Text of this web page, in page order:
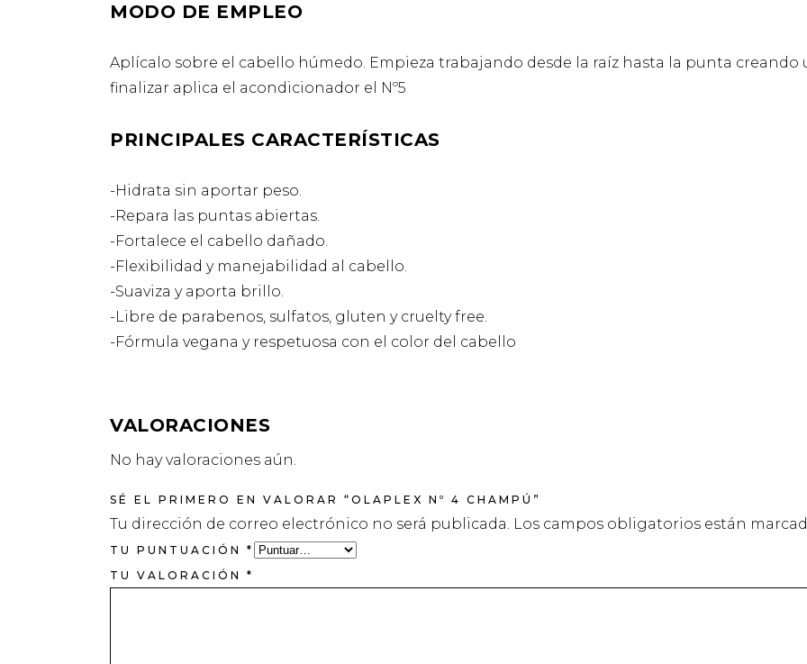
MODO DE EMPLEO
Aplícalo sobre el cabello húmedo. Empieza trabajando desde la raíz hasta la punta creando
finalizar aplica el acondicionador el Nº5
PRINCIPALES CARACTERÍSTICAS
-Hidrata sin aportar peso.
-Repara las puntas abiertas.
-Fortalece el cabello dañado.
-Flexibilidad y manejabilidad al cabello.
-Suaviza y aporta brillo.
-Libre de parabenos, sulfatos, gluten y cruelty free.
-Fórmula vegana y respetuosa con el color del cabello
VALORACIONES
No hay valoraciones aún.
SÉ EL PRIMERO EN VALORAR “OLAPLEX Nº 4 CHAMPÚ”
Tu dirección de correo electrónico no será publicada. Los campos obligatorios están
TU PUNTUACIÓN *
TU VALORACIÓN *